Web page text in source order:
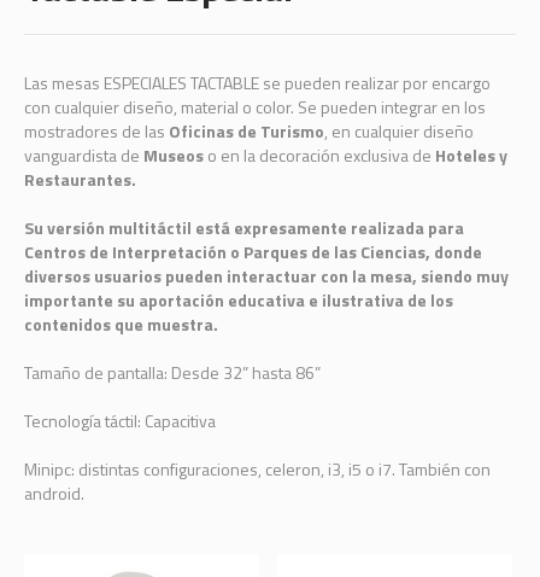
Las mesas ESPECIALES TACTABLE se pueden realizar por encargo
con cualquier diseño, material o color. Se pueden integrar en los
mostradores de las Oficinas de Turismo, en cualquier diseño
vanguardista de Museoso en la decoración exclusiva de Hoteles y
Restaurantes.
Su versión multitáctil está expresamente realizada para
Centros de Interpretación o Parques de las Ciencias, donde
diversos usuarios pueden interactuar con la mesa, siendo muy
importante su aportación educativa e ilustrativa de los
contenidos que muestra.
Tamaño de pantalla: Desde 32” hasta 86”
Tecnología táctil: Capacitiva
Minipc: distintas configuraciones, celeron, i3, i5 o i7. También con
android.